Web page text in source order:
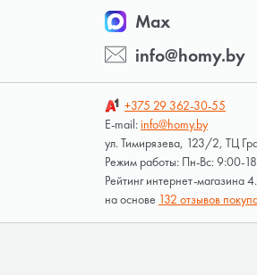
Max
info@homy.by
+375 29 362-30-55
E-mail:info@homy.by
ул. Тимирязева, 123/2, ТЦ
Режим работы: Пн-Вс: 9:00-
Рейтинг интернет-магазина
на основе 132 отзывов